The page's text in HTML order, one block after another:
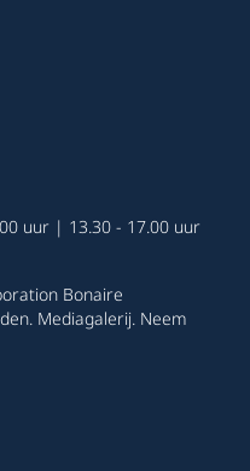
uur | 13.30 - 17.00 uur
Bonaire
. Mediagalerij. Neem